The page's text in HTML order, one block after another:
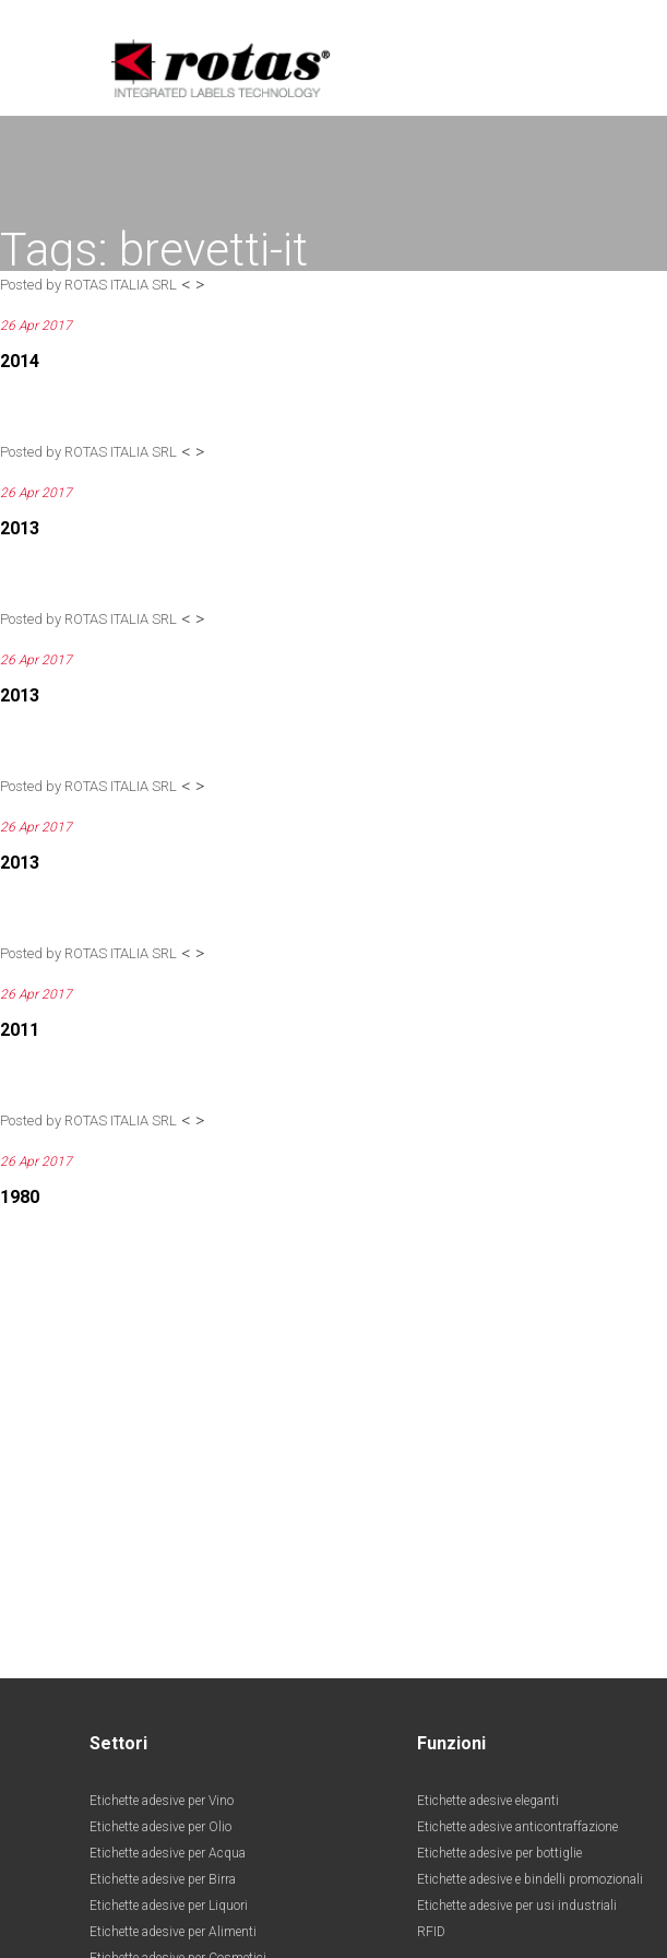
Tags: brevetti-it
<
Posted by ROTAS ITALIA SRL >
26 Apr 2017
2014
<
Posted by ROTAS ITALIA SRL >
26 Apr 2017
2013
<
Posted by ROTAS ITALIA SRL >
26 Apr 2017
2013
<
Posted by ROTAS ITALIA SRL >
26 Apr 2017
2013
<
Posted by ROTAS ITALIA SRL >
26 Apr 2017
2011
<
Posted by ROTAS ITALIA SRL >
26 Apr 2017
1980
Settori
Etichette adesive per Vino
Etichette adesive per Olio
Etichette adesive per Acqua
Etichette adesive per Birra
Etichette adesive per Liquori
Etichette adesive per Alimenti
Funzioni
Etichette adesive eleganti
Etichette adesive anticontraffazione
Etichette adesive per bottiglie
Etichette adesive e bindelli promozionali
Etichette adesive per usi industriali
RFID